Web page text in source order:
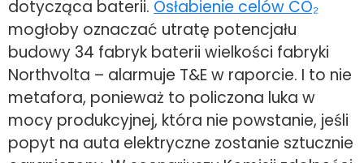
dotycząca baterii. Osłabienie celów CO₂
mogłoby oznaczać utratę potencjału
budowy 34 fabryk baterii wielkości fabryki
Northvolta – alarmuje T&E w raporcie. I to nie
metafora, ponieważ to policzona luka w
mocy produkcyjnej, która nie powstanie, jeśli
popyt na auta elektryczne zostanie sztucznie